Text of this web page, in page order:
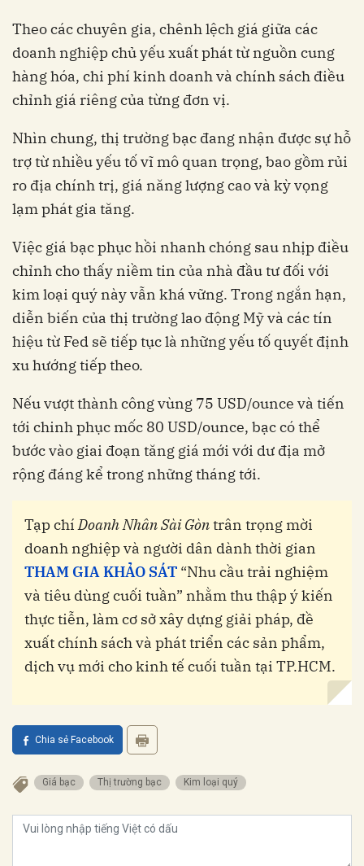
Theo các chuyên gia, chênh lệch giá giữa các
doanh nghiệp chủ yếu xuất phát từ nguồn cung
hàng hóa, chi phí kinh doanh và chính sách điều
chỉnh giá riêng của từng đơn vị.
Nhìn chung, thị trường bạc đang nhận được sự hỗ
trợ từ nhiều yếu tố vĩ mô quan trọng, bao gồm rủi
ro địa chính trị, giá năng lượng cao và kỳ vọng
lạm phát gia tăng.
Việc giá bạc phục hồi nhanh chóng sau nhịp điều
chỉnh cho thấy niềm tin của nhà đầu tư đối với
kim loại quý này vẫn khá vững. Trong ngắn hạn,
diễn biến của thị trường lao động Mỹ và các tín
hiệu từ Fed sẽ tiếp tục là những yếu tố quyết định
xu hướng tiếp theo.
Nếu vượt thành công vùng 75 USD/ounce và tiến
tới chinh phục mốc 80 USD/ounce, bạc có thể
bước vào giai đoạn tăng giá mới với dư địa mở
rộng đáng kể trong những tháng tới.
Tạp chíDoanh Nhân Sài Gòntrân trọng mời
doanh nghiệp và người dân dành thời gian
THAM GIA KHẢO SÁT “Nhu cầu trải nghiệm
và tiêu dùng cuối tuần” nhằm thu thập ý kiến
thực tiễn, làm cơ sở xây dựng giải pháp, đề
xuất chính sách và phát triển các sản phẩm,
dịch vụ mới cho kinh tế cuối tuần tại TP.HCM.
Chia sẻ Facebook
Giá bạc Thị trường bạc Kim loại quý